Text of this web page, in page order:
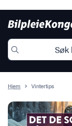
Hjem Vintertips